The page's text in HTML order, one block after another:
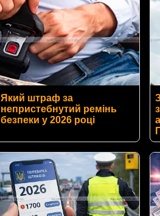
Який штраф за
непристебнутий ремінь
безпеки у 2026 році